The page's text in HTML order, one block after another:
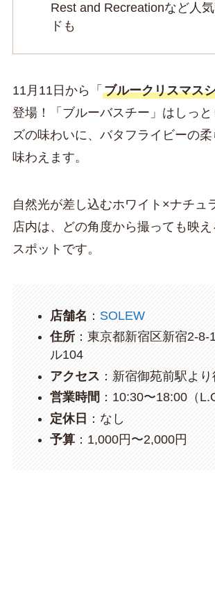
Rest and Recreationなど人
ドも
11月11日から「 ブルークリスマス
登場！「ブルーバスチー」はしっ
ズの味わいに、バタフライビーの
味わえます。
自然光が差し込むホワイト×ナチュ
店内は、どの角度から撮っても映え
スポットです。
店舗名 ： SOLEW
住所：東京都新宿区新宿2-8-
ル104
アクセス ：新宿御苑前駅よ
営業時間 ：10:30〜18:00（
定休日 ：なし
予算：1,000円〜2,000円